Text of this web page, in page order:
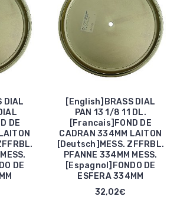
DIAL
DE
DE
[English]BRASS DIAL
PAN 13 1/8 11 DL.
[Francais]FOND DE
CADRAN 334MM LAITON
[Deutsch]MESS. ZFFRBL.
PFANNE 334MM MESS.
[Espagnol]FONDO DE
ESFERA 334MM
32,02€